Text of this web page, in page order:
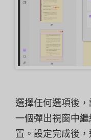
選擇任何選項後
一個彈出視窗中
置。設定完成後